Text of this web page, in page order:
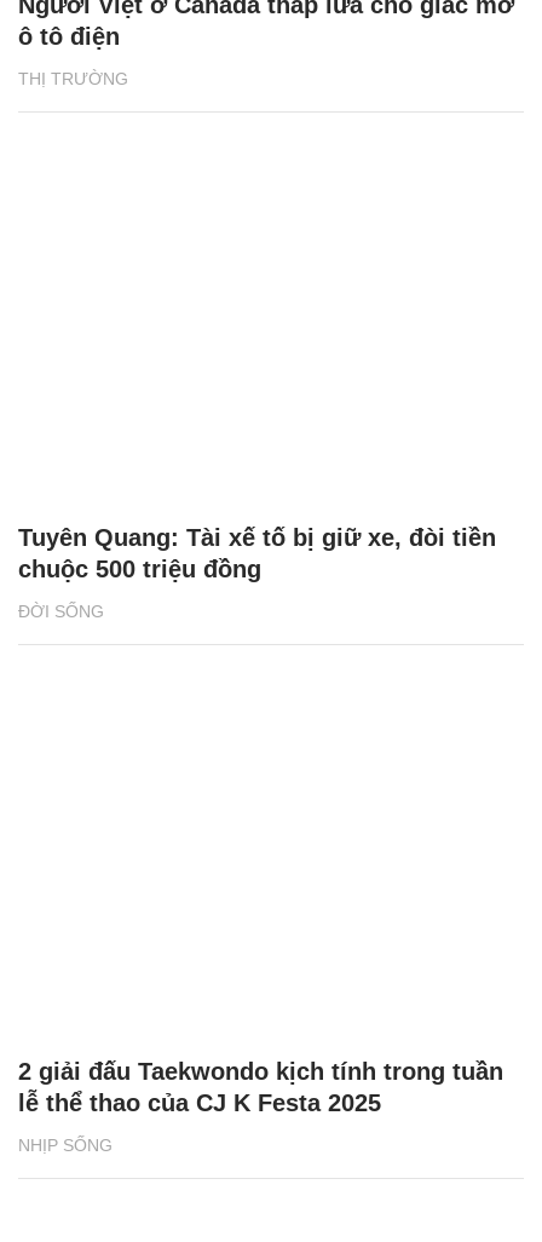
THỊ TRƯỜNG
ô tô điện
ĐỜI SỐNG
Tuyên Quang: Tài xế tố bị giữ xe, đòi tiền
chuộc 500 triệu đồng
NHỊP SỐNG
2 giải đấu Taekwondo kịch tính trong tuần
lễ thể thao của CJ K Festa 2025